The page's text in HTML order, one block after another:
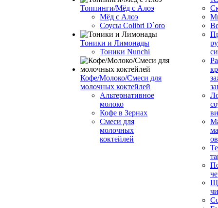
Топпинги/Мёд с Алоэ
Мёд с Алоэ
Соусы Colibri D`oro
Тоники и Лимонады
Тоники Nunchi
Кофе/Молоко/Смеси для
молочных коктейлей
Альтернативное
молоко
Кофе в Зернах
Смеси для
молочных
коктейлей